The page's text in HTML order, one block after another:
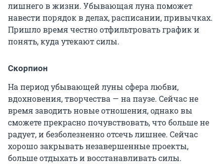
лишнего в жизни. Убывающая луна поможет
навести порядок в делах, расписании, привычках.
Пришло время честно отфильтровать график и
понять, куда утекают силы.
Скорпион
На период убывающей луны сфера любви,
вдохновения, творчества — на паузе. Сейчас не
время заводить новые отношения, однако вы
сможете прекрасно почувствовать, что больше не
радует, и безболезненно отсечь лишнее. Сейчас
хорошо закрывать незавершенные проекты,
больше отдыхать и восстанавливать силы.